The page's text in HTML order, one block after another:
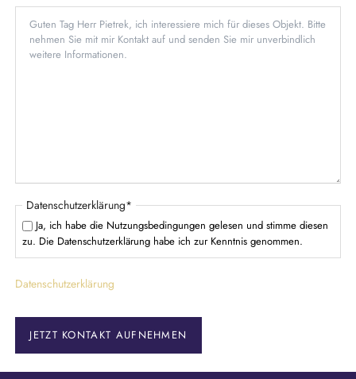
d
h
f
P
f
l
h
f
e
Datenschutzerklärung*
Ja, ich habe die Nutzungsbedingungen gelesen und stimme diesen
zu. Die Datenschutzerklärung habe ich zur Kenntnis genommen.
Datenschutzerklärung
JETZT KONTAKT AUFNEHMEN